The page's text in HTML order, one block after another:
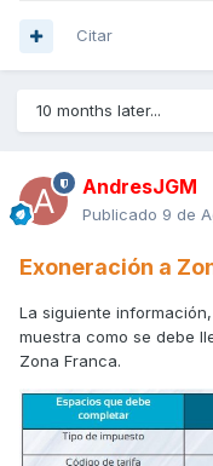
Citar
10 months later...
AndresJGM
Publicado 9 de
Exoneración a
La siguiente
muestra como se debe
Zona Franca.